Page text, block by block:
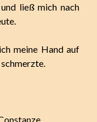
ließ mich nach
meine Hand auf